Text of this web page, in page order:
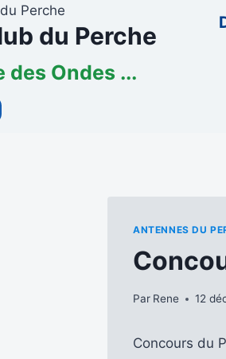
du Perche
des Ondes ...
ANTENNES DU
Par Rene 12
Concours du